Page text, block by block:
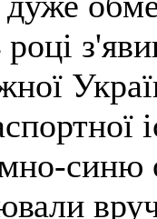
синю